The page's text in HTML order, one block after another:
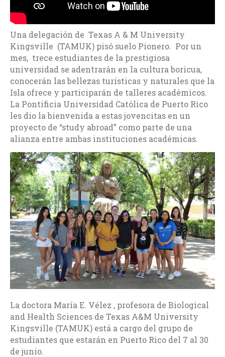
Una delegación de Texas A & M University
Kingsville (TAMUK) pisó suelo Pionero. Por un
mes, trece estudiantes de la prestigiosa
universidad se adentrarán en la cultura boricua,
conocerán las bellezas turísticas y naturales que la
Isla ofrece y participarán de talleres académicos.
La Pontificia Universidad Católica de Puerto Rico
les dio la bienvenida a estas jovencitas en un
proyecto de “study abroad” como parte de una
alianza entre ambas instituciones académicas.
La doctora María E. Vélez , profesora de Biological
and Health Sciences de Texas A&M University
Kingsville (TAMUK) está a cargo del grupo de
estudiantes que estarán en Puerto Rico del 7 al 30
de junio.